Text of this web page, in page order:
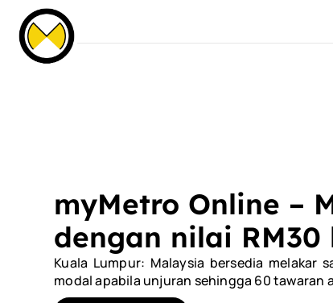
myMetro Online –
dengan nilai
Kuala Lumpur: Malaysia bersedia melakar
modal apabila unjuran sehingga 60 tawaran